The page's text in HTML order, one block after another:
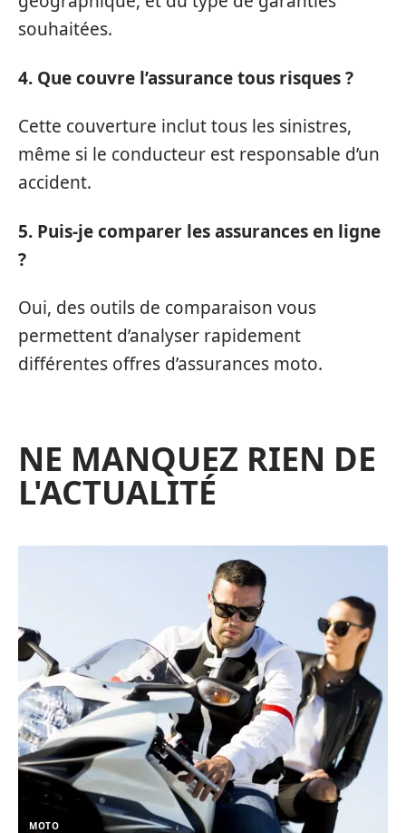
souhaitées.
4. Que couvre l’assurance tous risques ?
Cette couverture inclut tous les sinistres,
même si le conducteur est responsable d’un
accident.
5. Puis-je comparer les assurances en ligne
?
Oui, des outils de comparaison vous
permettent d’analyser rapidement
différentes offres d’assurances moto.
NE MANQUEZ RIEN DE
L'ACTUALITÉ
MOTO